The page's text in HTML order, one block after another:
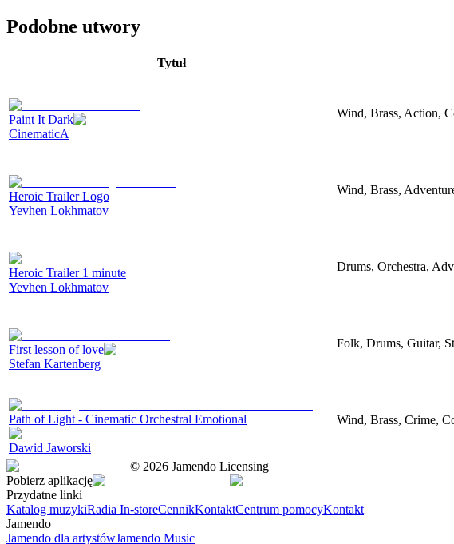
Podobne utwory
Tytuł
Paint It Dark
CinematicA
Wind, Brass, Action,
Heroic Trailer Logo
Yevhen Lokhmatov
Wind, Brass,
Heroic Trailer 1 minute
Yevhen Lokhmatov
Drums, Orchestra,
First lesson of love
Stefan Kartenberg
Folk, Drums, Guitar,
Path of Light - Cinematic Orchestral Emotional
Dawid Jaworski
Wind, Brass, Crime,
© 2026 Jamendo Licensing
Pobierz aplikację
Przydatne linki
Katalog muzykiRadia In-storeCennikKontaktCentrum pomocyKontakt
Jamendo
Jamendo dla artystówJamendo Music